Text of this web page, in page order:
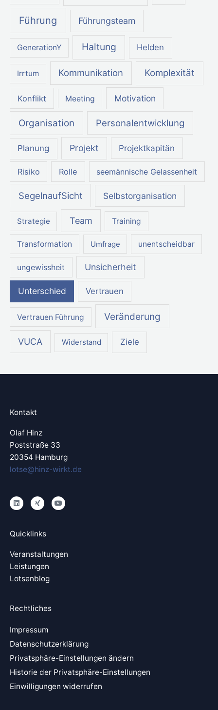
Führung Führungsteam
GenerationY Haltung Helden
Irrtum Kommunikation Komplexität
Konflikt Meeting Motivation
Organisation Personalentwicklung
Planung Projekt Projektkapitän
Risiko Rolle seemännische Gelassenheit
SegelnaufSicht Selbstorganisation
Strategie Team Training
Transformation Umfrage unentscheidbar
ungewissheit Unsicherheit
Unterschied Vertrauen
Vertrauen Führung Veränderung
VUCA Widerstand Ziele
Kontakt
Olaf Hinz
Poststraße 33
20354 Hamburg
lotse@hinz-wirkt.de
L
i
n
d
X
i
n
Y
o
u
Quicklinks
Veranstaltungen
Leistungen
Lotsenblog
Rechtliches
Impressum
Datenschutzerklärung
Privatsphäre-Einstellungen ändern
Historie der Privatsphäre-Einstellungen
Einwilligungen widerrufen